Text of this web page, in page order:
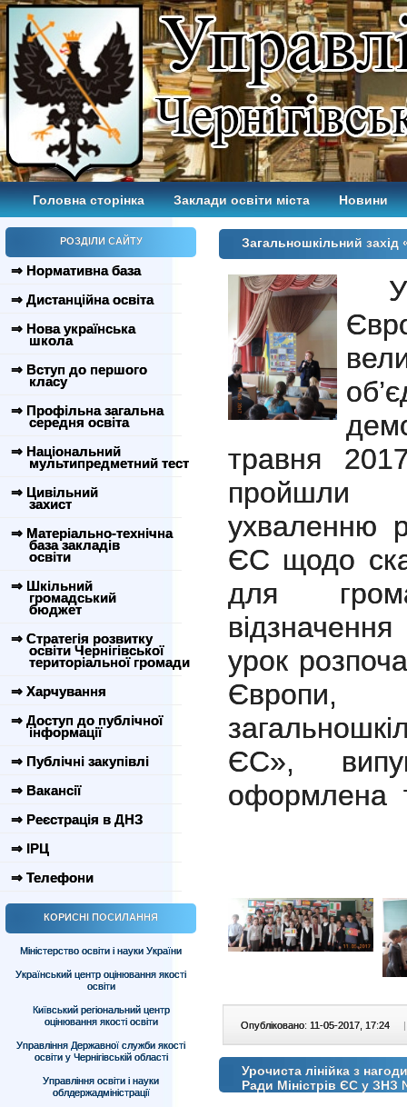
Головна сторінка Заклади освіти міста Новини
РОЗДІЛИ САЙТУ
⇒ Нормативна база
⇒ Дистанційна освіта
⇒ Нова українська
школа
⇒ Вступ до першого
класу
⇒ Профільна загальна
середня освіта
⇒ Національний
мультипредметний тест
⇒ Цивільний
захист
⇒ Матеріально-технічна
база закладів
освіти
⇒ Шкільний
громадський
бюджет
⇒ Стратегія розвитку
освіти Чернігівської
територіальної громади
⇒ Харчування
⇒ Доступ до публічної
інформації
⇒ Публічні закупівлі
⇒ Вакансії
⇒ Реєстрація в ДНЗ
⇒ ІРЦ
⇒ Телефони
КОРИСНІ ПОСИЛАННЯ
Міністерство освіти і науки України
Український центр оцінювання якості
освіти
Київський регіональний центр
оцінювання якості освіти
Управління Державної служби якості
освіти у Чернігівській області
Управління освіти і науки
облдержадміністрації
Загальношкільний
травня
пройшли
ухваленню
ЄС щодо
для
урок
ЄС»,
оформлена
Опубліковано: 11-05-2017, 17:24 |
Урочиста лінійка з
Ради Міністрів ЄС у ЗНЗ